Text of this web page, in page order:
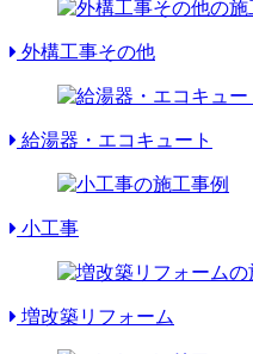
外構工事その他
給湯器・エコキュート
小工事
増改築リフォーム